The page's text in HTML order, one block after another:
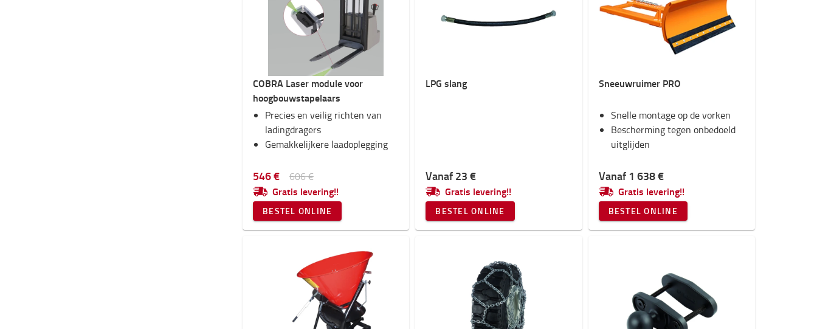
COBRA Laser module voor
hoogbouwstapelaars
Precies en veilig richten van
ladingdragers
Gemakkelijkere laadoplegging
546 € 606 €
Gratis levering!!
BESTEL ONLINE
LPG slang
Vanaf 23 €
Gratis levering!!
BESTEL ONLINE
Sneeuwruimer PRO
Snelle montage op de vorken
Bescherming tegen onbedoeld
uitglijden
Vanaf 1 638 €
Gratis levering!!
BESTEL ONLINE